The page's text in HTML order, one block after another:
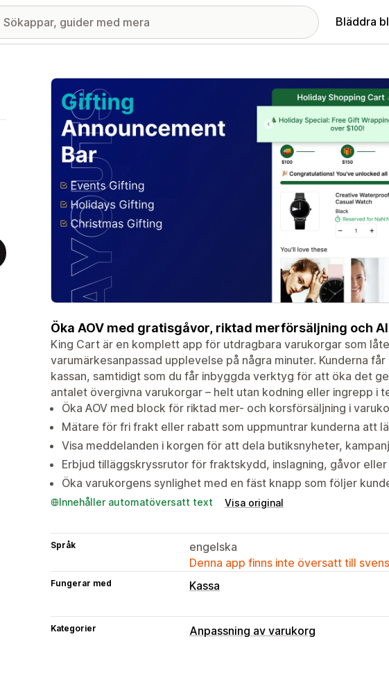
Bläddra
Galleri med utvalda bilder
Öka AOV med gratisgåvor, riktad merförsäljning och
King Cart är en komplett app för utdragbara varukorgar som
varumärkesanpassad upplevelse på några minuter. Kunderna
kassan, samtidigt som du får inbyggda verktyg för att öka det
antalet övergivna varukorgar – helt utan kodning eller ingrepp i
Öka AOV med block för riktad mer- och korsförsäljning i
Mätare för fri frakt eller rabatt som uppmuntrar kunderna att
Visa meddelanden i korgen för att dela butiksnyheter,
Erbjud tilläggskryssrutor för fraktskydd, inslagning, gåvor eller
Öka varukorgens synlighet med en fäst knapp som följer
Innehåller automatöversatt text Visa original
Språk
engelska
Denna app finns inte översatt till
Fungerar med Kassa
Kategorier Anpassning av varukorg